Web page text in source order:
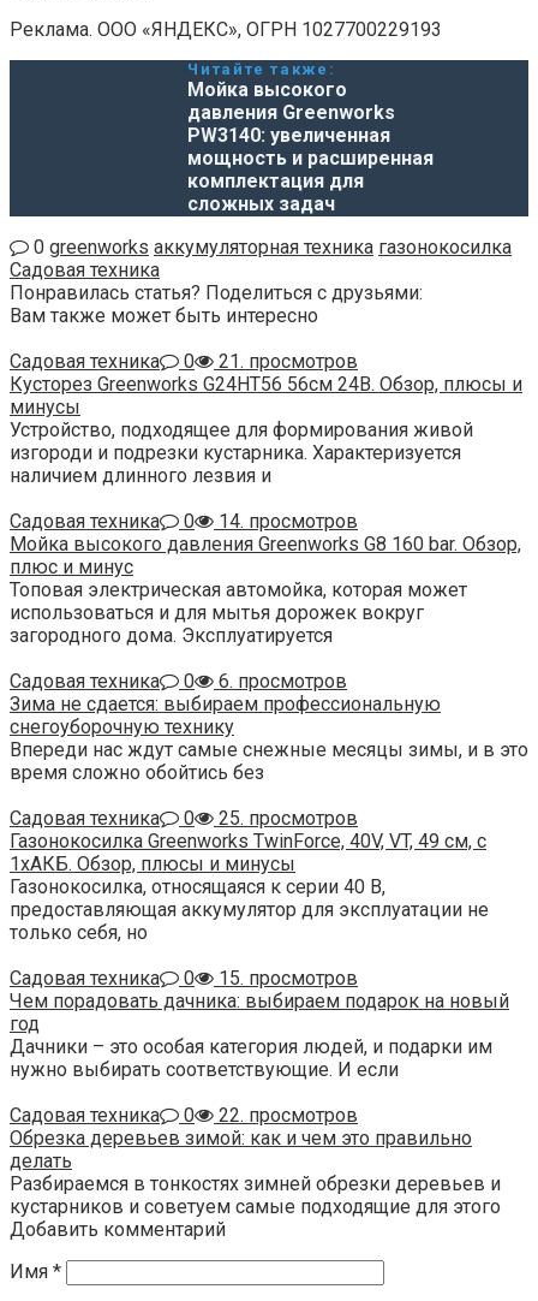
Реклама. ООО «ЯНДЕКС», ОГРН 1027700229193
Читайте также:
Мойка высокого
давления Greenworks
PW3140: увеличенная
мощность и расширенная
комплектация для
сложных задач
0 greenworks аккумуляторная техника газонокосилка
Садовая техника
Понравилась статья? Поделиться с друзьями:
Вам также может быть интересно
Садовая техника
0
21. просмотров
Кусторез Greenworks G24HT56 56см 24В. Обзор, плюсы и
минусы
Устройство, подходящее для формирования живой
изгороди и подрезки кустарника. Характеризуется
наличием длинного лезвия и
Садовая техника
0
14. просмотров
Мойка высокого давления Greenworks G8 160 bar. Обзор,
плюс и минус
Топовая электрическая автомойка, которая может
использоваться и для мытья дорожек вокруг
загородного дома. Эксплуатируется
Садовая техника
0
6. просмотров
Зима не сдается: выбираем профессиональную
снегоуборочную технику
Впереди нас ждут самые снежные месяцы зимы, и в это
время сложно обойтись без
Садовая техника
0
25. просмотров
Газонокосилка Greenworks TwinForce, 40V, VT, 49 см, c
1хАКБ. Обзор, плюсы и минусы
Газонокосилка, относящаяся к серии 40 В,
предоставляющая аккумулятор для эксплуатации не
только себя, но
Садовая техника
0
15. просмотров
Чем порадовать дачника: выбираем подарок на новый
год
Дачники – это особая категория людей, и подарки им
нужно выбирать соответствующие. И если
Садовая техника
0
22. просмотров
Обрезка деревьев зимой: как и чем это правильно
делать
Разбираемся в тонкостях зимней обрезки деревьев и
кустарников и советуем самые подходящие для этого
Добавить комментарий
Имя *